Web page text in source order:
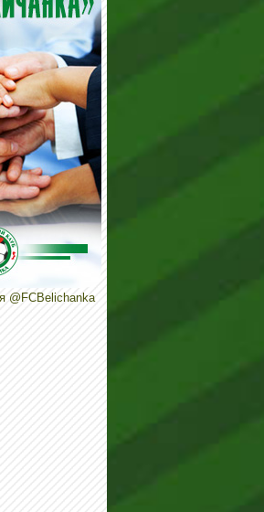
@FCBelichanka